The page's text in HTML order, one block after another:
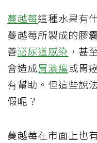
蔓越莓這種水果有
蔓越莓所製成的膠
善泌尿道感染 ，甚
會造成胃潰瘍或胃
有幫助。但這些說
假呢？
蔓越莓在市面上也